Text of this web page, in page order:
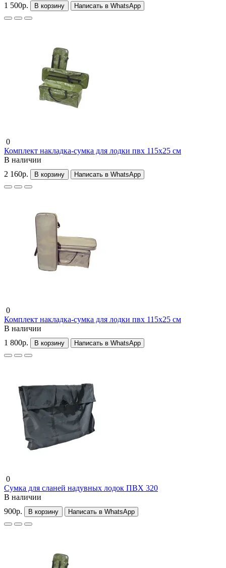
1 500р.
В корзину Написать в WhatsApp
0
Комплект накладка-сумка для лодки пвх 115х25 см
В наличии
2 160р.
В корзину Написать в WhatsApp
0
Комплект накладка-сумка для лодки пвх 115х25 см
В наличии
1 800р.
В корзину Написать в WhatsApp
0
Сумка для сланей надувных лодок ПВХ 320
В наличии
900р.
В корзину Написать в WhatsApp